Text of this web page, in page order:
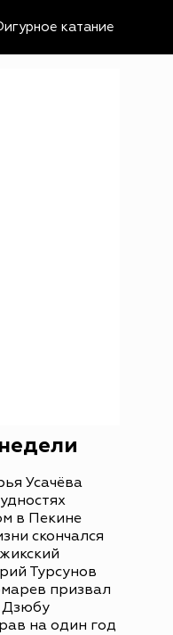
катание
Усачёва
в Пекине
скончался
Турсунов
призвал
на один год